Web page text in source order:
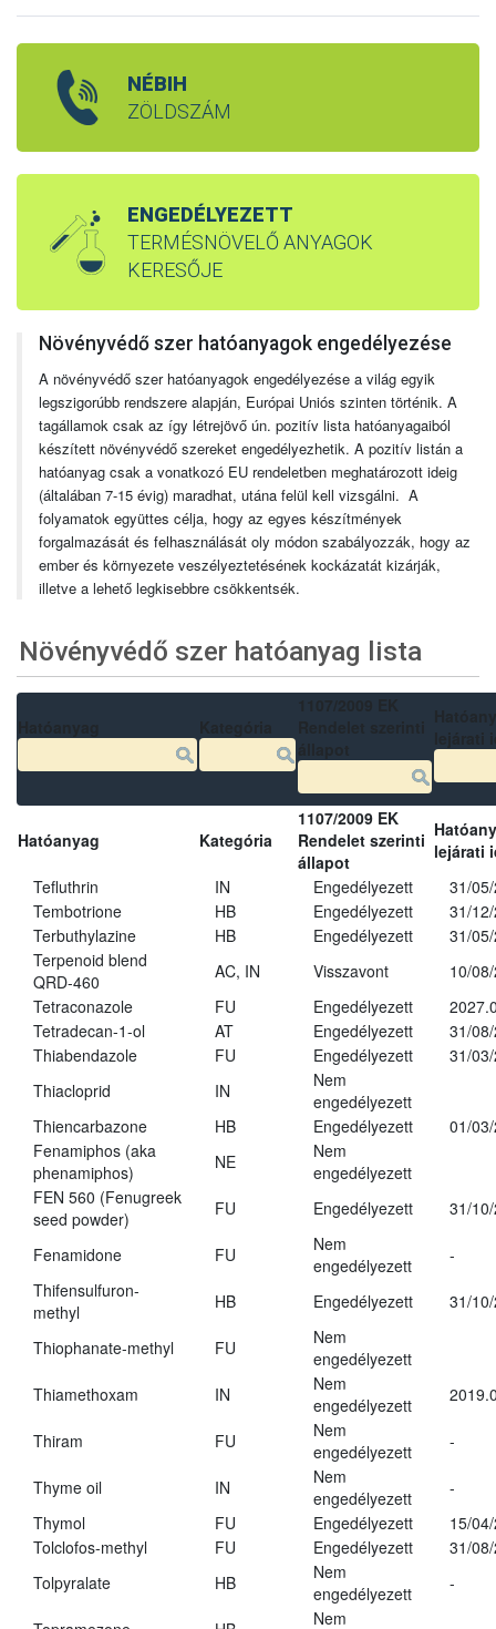
NÉBIH
ZÖLDSZÁM
ENGEDÉLYEZETT
TERMÉSNÖVELŐ ANYAGOK
KERESŐJE
Növényvédő szer hatóanyagok engedélyezése
A növényvédő szer hatóanyagok engedélyezése a világ egyik
legszigorúbb rendszere alapján, Európai Uniós szinten történik. A
tagállamok csak az így létrejövő ún. pozitív lista hatóanyagaiból
készített növényvédő szereket engedélyezhetik. A pozitív listán a
hatóanyag csak a vonatkozó EU rendeletben meghatározott ideig
(általában 7-15 évig) maradhat, utána felül kell vizsgálni. A
folyamatok együttes célja, hogy az egyes készítmények
forgalmazását és felhasználását oly módon szabályozzák, hogy az
ember és környezete veszélyeztetésének kockázatát kizárják,
illetve a lehető legkisebbre csökkentsék.
Növényvédő szer hatóanyag lista
Hatóanyag Kategória
1107/2009 EK
Rendelet szerinti
állapot
lejárati
Tefluthrin
IN Engedélyezett
31/
Tembotrione
HB Engedélyezett
31/
Terbuthylazine
HB Engedélyezett
31/
Terpenoid blend
QRD-460
AC, IN Visszavont
10/
Tetraconazole
FU Engedélyezett
Tetradecan-1-ol
AT Engedélyezett
31/
Thiabendazole
FU Engedélyezett
31/
Thiacloprid
IN
Nem
engedélyezett
Thiencarbazone
HB Engedélyezett
01/
Fenamiphos (aka
phenamiphos)
NE
Nem
engedélyezett
FEN 560 (Fenugreek
seed powder)
FU Engedélyezett 31/
Fenamidone FU
Nem
engedélyezett
-
Thifensulfuron-
methyl
HB Engedélyezett 31/
Thiophanate-methyl FU
Nem
engedélyezett
Thiamethoxam
IN
Nem
engedélyezett
Thiram FU
Nem
engedélyezett
-
Thyme oil IN
Nem
engedélyezett
-
Thymol
FU Engedélyezett
15/
Tolclofos-methyl
FU Engedélyezett
31/
Tolpyralate
HB
Nem
engedélyezett
-
Nem